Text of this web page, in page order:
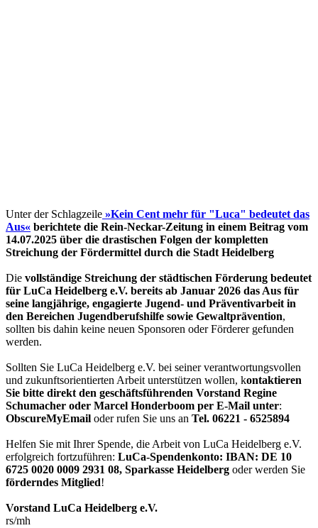
Unter der Schlagzeile »Kein Cent mehr für "Luca" bedeutet das
Aus« berichtete die Rein-Neckar-Zeitung in einem Beitrag vom
14.07.2025 über die drastischen Folgen der kompletten
Streichung der Fördermittel durch die Stadt Heidelberg
Die vollständige Streichung der städtischen Förderung bedeutet
für LuCa Heidelberg e.V. bereits ab Januar 2026 das Aus für
seine langjährige, engagierte Jugend- und Präventivarbeit in
den Bereichen Jugendberufshilfe sowie Gewaltprävention,
sollten bis dahin keine neuen Sponsoren oder Förderer gefunden
werden.
Sollten Sie LuCa Heidelberg e.V. bei seiner verantwortungsvollen
und zukunftsorientierten Arbeit unterstützen wollen, kontaktieren
Sie bitte direkt den geschäftsführenden Vorstand Regine
Schumacher oder Marcel Honderboom per E-Mail unter:
ObscureMyEmail oder rufen Sie uns an Tel. 06221 - 6525894
Helfen Sie mit Ihrer Spende, die Arbeit von LuCa Heidelberg e.V.
erfolgreich fortzuführen: LuCa-Spendenkonto: IBAN: DE 10
6725 0020 0009 2931 08, Sparkasse Heidelberg oder werden Sie
förderndes Mitglied!
Vorstand LuCa Heidelberg e.V.
rs/mh